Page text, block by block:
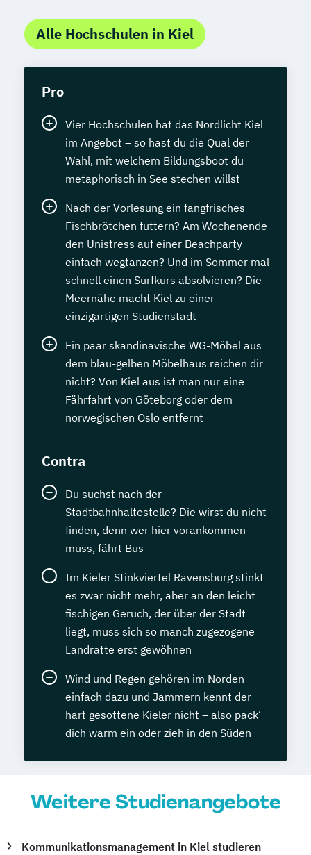
Alle Hochschulen in Kiel
Pro
Vier Hochschulen hat das Nordlicht Kiel
im Angebot – so hast du die Qual der
Wahl, mit welchem Bildungsboot du
metaphorisch in See stechen willst
Nach der Vorlesung ein fangfrisches
Fischbrötchen futtern? Am Wochenende
den Unistress auf einer Beachparty
einfach wegtanzen? Und im Sommer mal
schnell einen Surfkurs absolvieren? Die
Meernähe macht Kiel zu einer
einzigartigen Studienstadt
Ein paar skandinavische WG-Möbel aus
dem blau-gelben Möbelhaus reichen dir
nicht? Von Kiel aus ist man nur eine
Fährfahrt von Göteborg oder dem
norwegischen Oslo entfernt
Contra
Du suchst nach der
Stadtbahnhaltestelle? Die wirst du nicht
finden, denn wer hier vorankommen
muss, fährt Bus
Im Kieler Stinkviertel Ravensburg stinkt
es zwar nicht mehr, aber an den leicht
fischigen Geruch, der über der Stadt
liegt, muss sich so manch zugezogene
Landratte erst gewöhnen
Wind und Regen gehören im Norden
einfach dazu und Jammern kennt der
hart gesottene Kieler nicht – also pack‘
dich warm ein oder zieh in den Süden
Weitere Studienangebote
Kommunikationsmanagement in Kiel studieren